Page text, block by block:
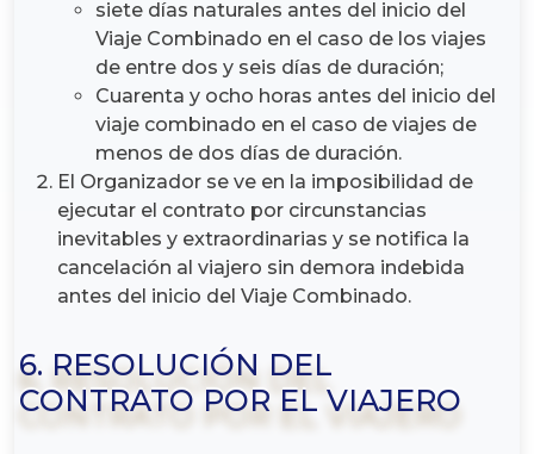
siete días naturales antes del inicio del
Viaje Combinado en el caso de los viajes
de entre dos y seis días de duración;
Cuarenta y ocho horas antes del inicio del
viaje combinado en el caso de viajes de
menos de dos días de duración.
El Organizador se ve en la imposibilidad de
ejecutar el contrato por circunstancias
inevitables y extraordinarias y se notifica la
cancelación al viajero sin demora indebida
antes del inicio del Viaje Combinado.
6. RESOLUCIÓN DEL
CONTRATO POR EL VIAJERO